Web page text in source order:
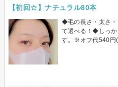
【初回☆】ナチュラル80本
◆毛の長さ・太さ
て選べる！◆しっか
す。※オフ代540円